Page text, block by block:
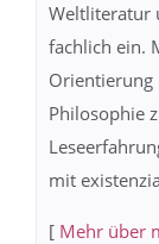
Weltliteratur
fachlich ein.
Orientierung
Philosophie
mit
[ Mehr über